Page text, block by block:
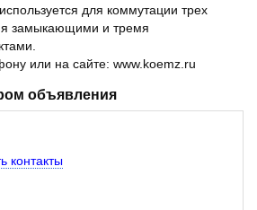
для коммутации трех
замыкающими и тремя
или на сайте: www.koemz.ru
объявления
контакты